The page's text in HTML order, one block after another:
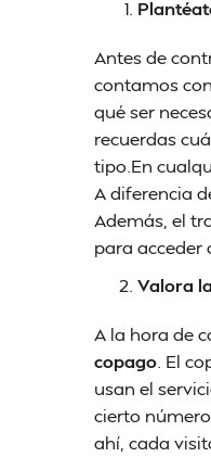
Antes de
contamos con
qué ser
recuerdas
tipo.En
A diferencia
Además, el
para acceder
Valora
A la hora de
copago . El
usan el
cierto
ahí, cada